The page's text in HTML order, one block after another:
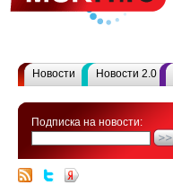
Новости Новости 2.0
Подписка на новости: